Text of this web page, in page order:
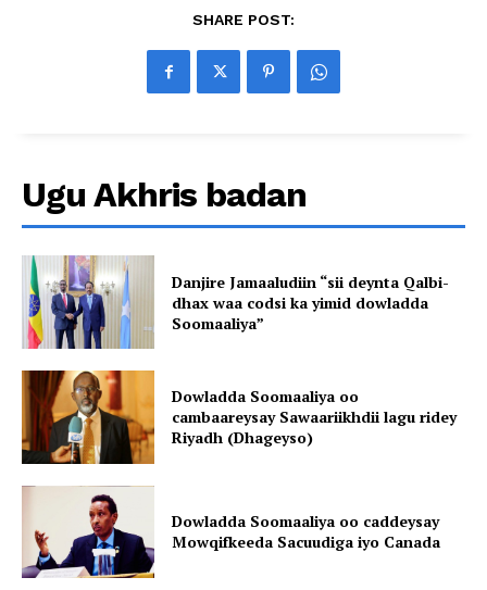
SHARE POST:
Ugu Akhris badan
Danjire Jamaaludiin “sii deynta Qalbi-
dhax waa codsi ka yimid dowladda
Soomaaliya”
Dowladda Soomaaliya oo
cambaareysay Sawaariikhdii lagu ridey
Riyadh (Dhageyso)
Dowladda Soomaaliya oo caddeysay
Mowqifkeeda Sacuudiga iyo Canada